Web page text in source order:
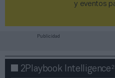
y eventos
Publicidad
2Playbook Intelligence